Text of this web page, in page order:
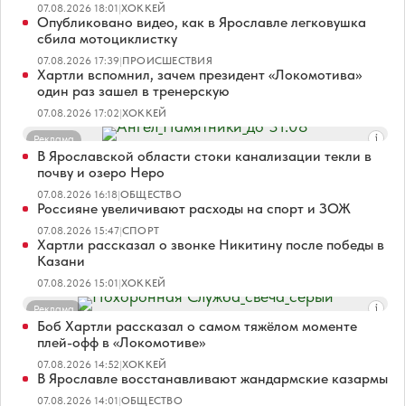
07.08.2026 18:01|ХОККЕЙ
Опубликовано видео, как в Ярославле легковушка
сбила мотоциклистку
07.08.2026 17:39|ПРОИСШЕСТВИЯ
Хартли вспомнил, зачем президент «Локомотива»
один раз зашел в тренерскую
07.08.2026 17:02|ХОККЕЙ
Реклама
В Ярославской области стоки канализации текли в
почву и озеро Неро
07.08.2026 16:18|ОБЩЕСТВО
Россияне увеличивают расходы на спорт и ЗОЖ
07.08.2026 15:47|СПОРТ
Хартли рассказал о звонке Никитину после победы в
Казани
07.08.2026 15:01|ХОККЕЙ
Реклама
Боб Хартли рассказал о самом тяжёлом моменте
плей-офф в «Локомотиве»
07.08.2026 14:52|ХОККЕЙ
В Ярославле восстанавливают жандармские казармы
07.08.2026 14:01|ОБЩЕСТВО